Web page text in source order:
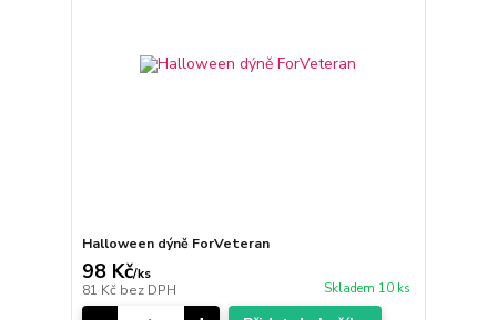
Halloween dýně ForVeteran
98 Kč/ks
81 Kč bez DPH Skladem 10 ks